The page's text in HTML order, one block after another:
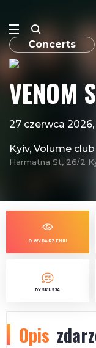
Concerts
​VENOM
27 czerwca 2026,
Kyiv, Volume club
Harmatna St, 26/2
O WYDARZENIU
DYSKUSJA
Opis